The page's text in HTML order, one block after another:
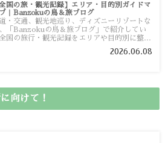
全国の旅・観光記録】エリア・目的別ガイドマ
｜Banzokuの鳥＆旅ブログ
・交通、観光地巡り、ディズニーリゾートな
「Banzokuの鳥＆旅ブログ」で紹介してい
国の旅行・観光記録をエリアや目的別に整理
ドマップからスムーズに見つけていただけま
2026.06.08
向けて！